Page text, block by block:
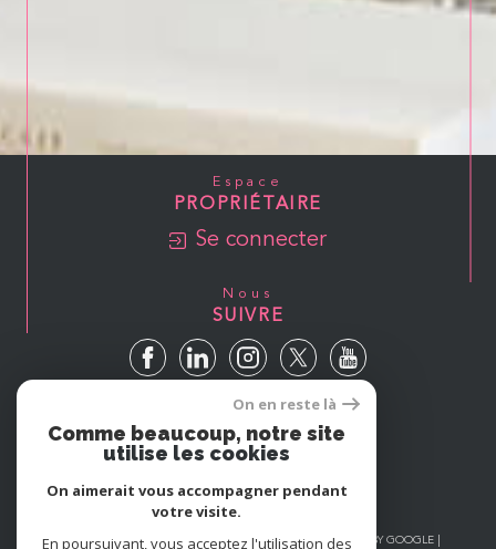
Espace
PROPRIÉTAIRE
Se connecter
Nous
SUIVRE
GOOGLE
© 2026 | TOUS DROITS RÉSERVÉS | TRADUCTION POWERED BY GOOGLE |
On en reste là
Comme beaucoup, notre site
utilise les cookies
On aimerait vous accompagner pendant
votre visite.
En poursuivant, vous acceptez l'utilisation des